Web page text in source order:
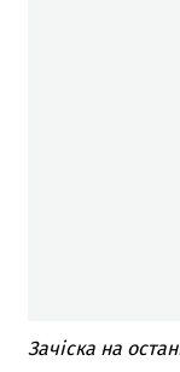
Зачіска на